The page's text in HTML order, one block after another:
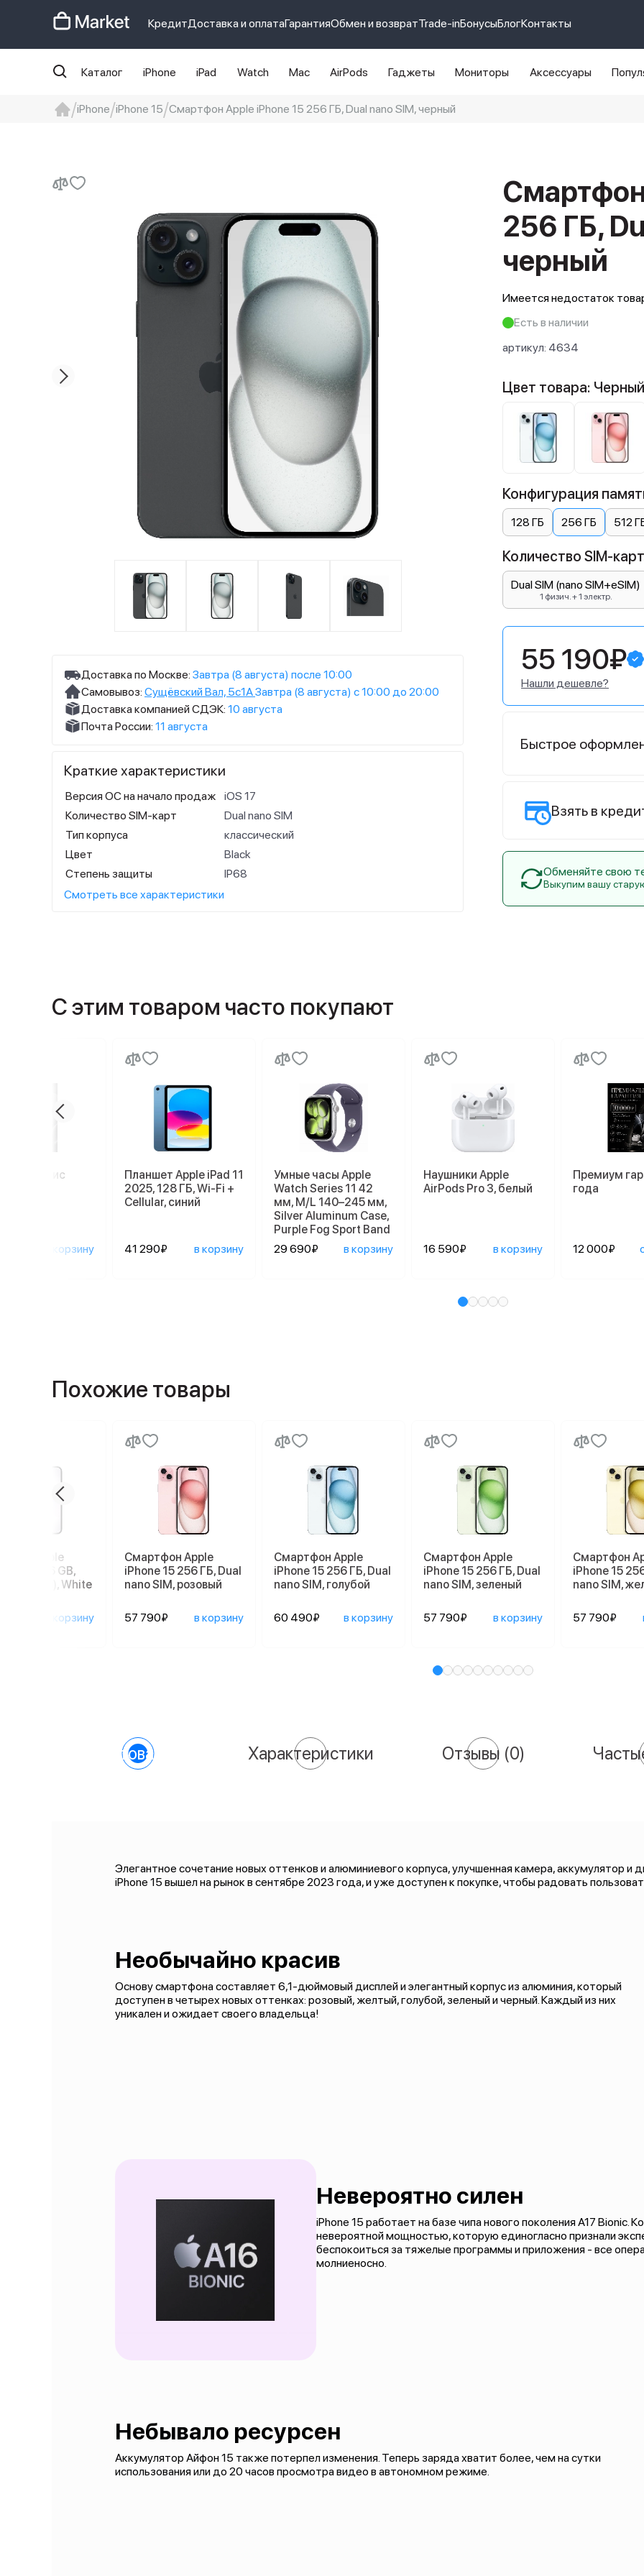
КредитДоставка и оплатаГарантияОбмен и возвратTrade-inБонусыБлогКонтакты
Каталог iPhone iPad Watch Mac AirPods Гаджеты Мониторы Аксессуары
iPhone iPhone 15 Смартфон Apple iPhone 15 256 ГБ, Dual nano SIM, черный
256 ГБ,
черный
Имеется недостаток
Есть в наличии
артикул: 4634
Доставка по Москве: Завтра (8 августа) после 10:00
Самовывоз: Сущёвский Вал, 5с1АЗавтра (8 августа) с 10:00 до 20:00
Доставка компанией СДЭК: 10 августа
Почта России: 11 августа
Краткие характеристики
Версия ОС на начало продаж
iOS 17
Количество SIM-карт
Dual nano SIM
Тип корпуса
классический
Цвет
Black
Степень защиты
IP68
Смотреть все характеристики
Цвет товара: Черный
Конфигурация
128 ГБ 256 ГБ 512
Количество SIM-
Dual SIM (nano SIM+eSIM)
1 физич. + 1 электр.
55 190₽
Нашли дешевле?
Быстрое
Взять в
Обменяйте свою
Выкупим вашу
С этим товаром часто покупают
сервис
в корзину
Планшет Apple iPad 11
2025, 128 ГБ, Wi-Fi +
Cellular, синий
41 290₽ в корзину
Умные часы Apple
Watch Series 11 42
мм, M/L 140–245 мм,
Silver Aluminum Case,
Purple Fog Sport Band
29 690₽
в корзину
Наушники Apple
AirPods Pro 3, белый
16 590₽ в корзину
Премиум
года
12 000₽
Похожие товары
Apple
17e 256 GB,
(eSIM), White
в корзину
Смартфон Apple
iPhone 15 256 ГБ, Dual
nano SIM, розовый
57 790₽ в корзину
Смартфон Apple
iPhone 15 256 ГБ, Dual
nano SIM, голубой
60 490₽ в корзину
Смартфон Apple
iPhone 15 256 ГБ, Dual
nano SIM, зеленый
57 790₽ в корзину
Смартфон
iPhone 15
nano SIM,
57 790₽
О товаре Характеристики Отзывы (0)
Элегантное сочетание новых оттенков и алюминиевого корпуса, улучшенная камера, аккумулятор и
iPhone 15 вышел на рынок в сентябре 2023 года, и уже доступен к покупке, чтобы радовать
Необычайно красив
Основу смартфона составляет 6,1-дюймовый дисплей и элегантный корпус из алюминия, который
доступен в четырех новых оттенках: розовый, желтый, голубой, зеленый и черный. Каждый из них
уникален и ожидает своего владельца!
Невероятно силен
iPhone 15 работает на базе чипа нового поколения A17 Bionic.
невероятной мощностью, которую единогласно признали
беспокоиться за тяжелые программы и приложения - все
молниеносно.
Небывало ресурсен
Аккумулятор Айфон 15 также потерпел изменения. Теперь заряда хватит более, чем на сутки
использования или до 20 часов просмотра видео в автономном режиме.